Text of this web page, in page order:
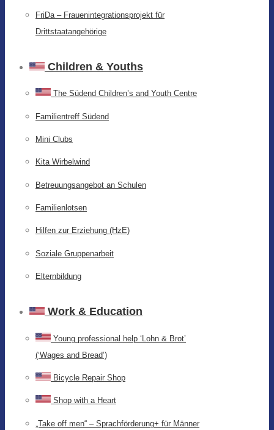
FriDa – Frauenintegrationsprojekt für
Drittstaatangehörige
Children & Youths
The Südend Children’s and Youth Centre
Familientreff Südend
Mini Clubs
Kita Wirbelwind
Betreuungsangebot an Schulen
Familienlotsen
Hilfen zur Erziehung (HzE)
Soziale Gruppenarbeit
Elternbildung
Work & Education
Young professional help ‘Lohn & Brot’
(‘Wages and Bread’)
Bicycle Repair Shop
Shop with a Heart
„Take off men“ – Sprachförderung+ für Männer